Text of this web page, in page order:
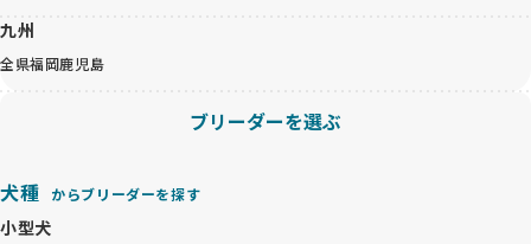
九州
全県福岡鹿児島
ブリーダーを選ぶ
犬種 からブリーダーを探す
小型犬